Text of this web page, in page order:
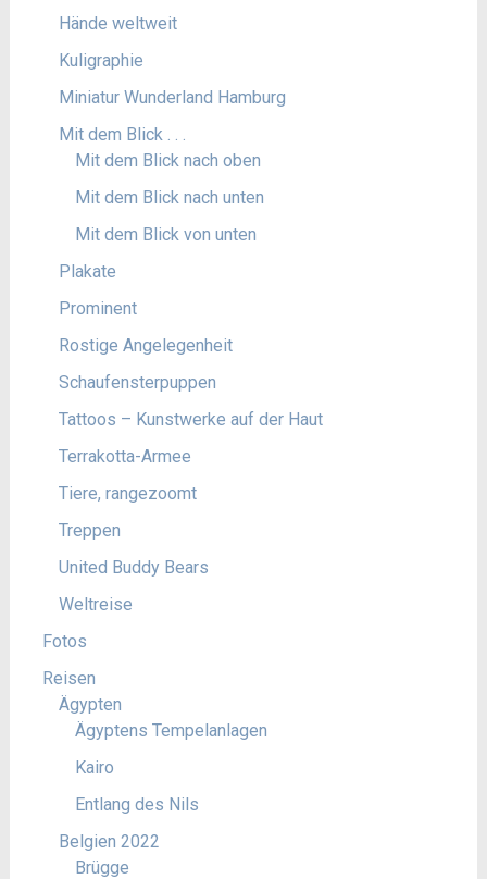
Hände weltweit
Kuligraphie
Miniatur Wunderland Hamburg
Mit dem Blick . . .
Mit dem Blick nach oben
Mit dem Blick nach unten
Mit dem Blick von unten
Plakate
Prominent
Rostige Angelegenheit
Schaufensterpuppen
Tattoos – Kunstwerke auf der Haut
Terrakotta-Armee
Tiere, rangezoomt
Treppen
United Buddy Bears
Weltreise
Fotos
Reisen
Ägypten
Ägyptens Tempelanlagen
Kairo
Entlang des Nils
Belgien 2022
Brügge